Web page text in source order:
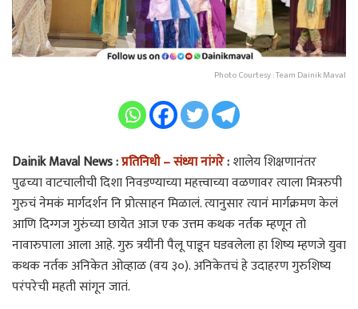
Photo Courtesy : Team Dainik Maval
Dainik Maval News :प्रतिनिधी – संध्या नांगरे:शालेय शिक्षणानंतर
पुढच्या वाटचालीची दिशा निवडण्याच्या महत्त्वाच्या वळणावर त्याला मित्ररुपी
गुरुचं नेमकं मार्गदर्शन नि प्रोत्साहन मिळालं. त्यानुसार त्यानं मार्गक्रमण केलं
आणि दिग्गज गुरुंच्या छायेत आज एक उत्तम कथक नर्तक म्हणून तो
नावारुपाला आला आहे. गुरु त्रयींनी पैलू पाडून घडवलेला हा शिष्य म्हणजे युवा
कथक नर्तक अनिकेत ओव्हाळ (वय ३०). अनिकेतचं हे उदाहरण गुरुशिष्य
परंपरेची महती सांगून जातं.